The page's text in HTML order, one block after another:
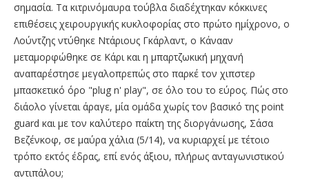
σημασία. Τα κιτρινόμαυρα τούβλα διαδέχτηκαν κόκκινες
επιθέσεις χειρουργικής κυκλοφορίας στο πρώτο ημίχρονο, ο
Λούντζης ντύθηκε Ντάριους Γκάρλαντ, ο Κάνααν
μεταμορφώθηκε σε Κάρι και η μπαρτζωκική μηχανή
αναπαρέστησε μεγαλοπρεπώς στο παρκέ τον χιπστερ
μπασκετικό όρο "plug n' play", σε όλο του το εύρος. Πώς στο
διάολο γίνεται άραγε, μία ομάδα χωρίς τον βασικό της point
guard και με τον καλύτερο παίκτη της διοργάνωσης, Σάσα
Βεζένκοφ, σε μαύρα χάλια (5/14), να κυριαρχεί με τέτοιο
τρόπο εκτός έδρας, επί ενός άξιου, πλήρως ανταγωνιστικού
αντιπάλου;